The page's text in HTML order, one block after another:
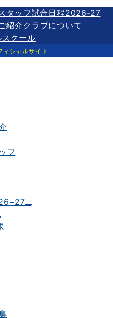
タッフ試合日程2026-27
紹介 クラブについて
スクール
ィシャルサイト
フ